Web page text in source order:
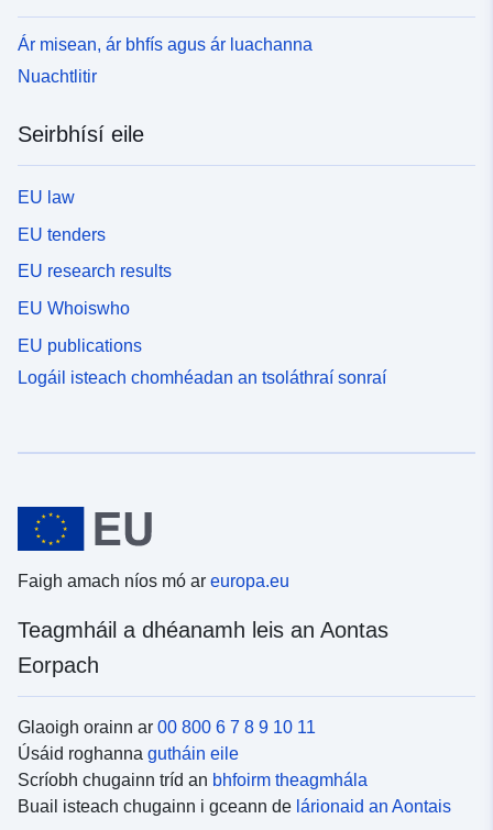
Ár misean, ár bhfís agus ár luachanna
Nuachtlitir
Seirbhísí eile
EU law
EU tenders
EU research results
EU Whoiswho
EU publications
Logáil isteach chomhéadan an tsoláthraí sonraí
Faigh amach níos mó ar europa.eu
Teagmháil a dhéanamh leis an Aontas
Eorpach
Glaoigh orainn ar 00 800 6 7 8 9 10 11
Úsáid roghanna gutháin eile
Scríobh chugainn tríd an bhfoirm theagmhála
Buail isteach chugainn i gceann de lárionaid an Aontais